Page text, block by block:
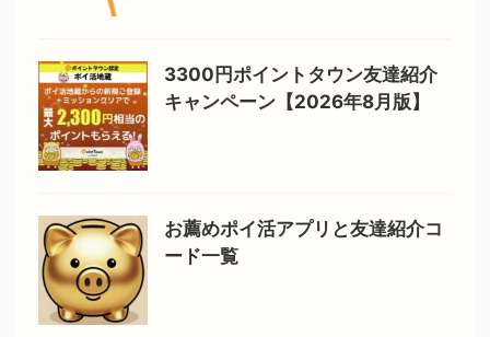
3300円ポイントタウン友達紹介
キャンペーン【2026年8月版】
お薦めポイ活アプリと友達紹介コ
ード一覧